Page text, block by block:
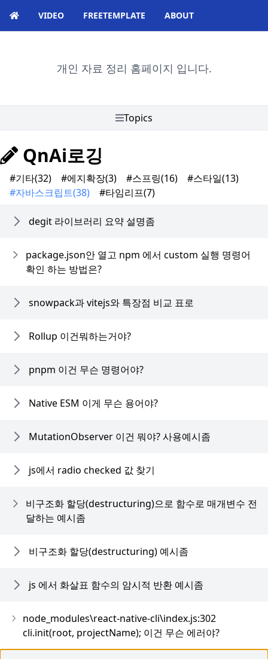
VIDEO FREETEMPLATE ABOUT
개인 자료 정리 홈페이지 입니다.
Topics
QnAi로깅
#기타(32) #에지확장(3) #스프링(16) #스타일(13)
#자바스크립트(38) #타임리프(7)
degit 라이브러리 요약 설명좀
package.json안 열고 npm 에서 custom 실행 명령어
확인 하는 방법은?
snowpack과 vitejs와 특장점 비교 표로
Rollup 이건뭐하는거야?
pnpm 이건 무슨 명령어야?
Native ESM 이게 무슨 용어야?
MutationObserver 이건 뭐야? 사용예시좀
js에서 radio checked 값 찾기
비구조화 할당(destructuring)으로 함수로 매개변수 전
달하는 예시좀
비구조화 할당(destructuring) 예시좀
js 에서 화살표 함수의 암시적 반환 예시좀
node_modules\react-native-cli\index.js:302
cli.init(root, projectName); 이건 무슨 에러야?